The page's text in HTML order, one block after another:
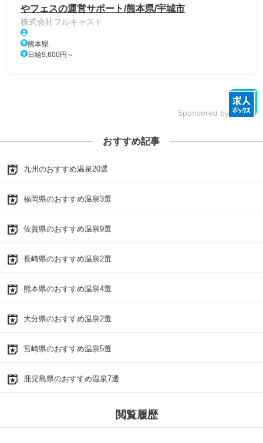
やフェスの運営サポート/熊本県/宇城市
株式会社フルキャスト
熊本県
日給9,600円～
Sponsored by
おすすめ記事
九州のおすすめ温泉20選
福岡県のおすすめ温泉3選
佐賀県のおすすめ温泉9選
長崎県のおすすめ温泉2選
熊本県のおすすめ温泉4選
大分県のおすすめ温泉2選
宮崎県のおすすめ温泉5選
鹿児島県のおすすめ温泉7選
閲覧履歴